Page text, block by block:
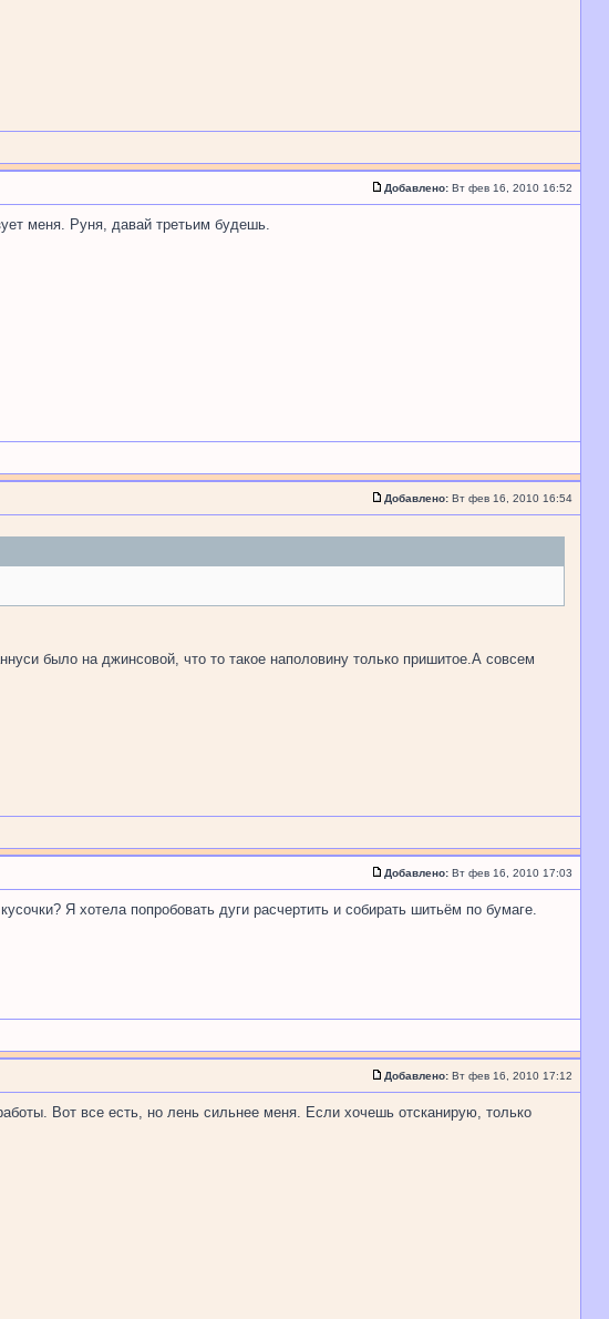
Добавлено: Вт фев 16, 2010 16:52
меня. Руня, давай третьим будешь.
Добавлено: Вт фев 16, 2010 16:54
было на джинсовой, что то такое наполовину только пришитое.А совсем
Добавлено: Вт фев 16, 2010 17:03
Я хотела попробовать дуги расчертить и собирать шитьём по бумаге.
Добавлено: Вт фев 16, 2010 17:12
Вот все есть, но лень сильнее меня. Если хочешь отсканирую, только